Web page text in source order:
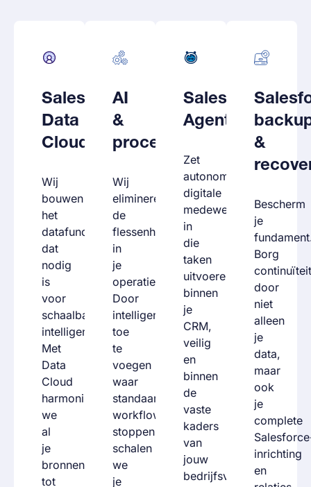
Salesforce
Data
Cloud
Wij
bouwen
het
datafundament
dat
nodig
is
voor
schaalbare
intelligentie.
Met
Data
Cloud
harmoniseren
we
al
je
bronnen
tot
AI
&
procesautomatisering
Wij
elimineren
de
flessenhals
in
je
operatie.
Door
intelligentie
toe
te
voegen
waar
standaard
workflows
stoppen,
schalen
we
je
Salesforce
Agentforce
Zet
autonome
digitale
medewerkers
in
die
taken
uitvoeren
binnen
je
CRM,
veilig
en
binnen
de
vaste
kaders
van
jouw
bedrijfsvoering.
&
Bescherm
je
Borg
continuïteit
door
niet
alleen
je
data,
maar
ook
je
complete
inrichting
en